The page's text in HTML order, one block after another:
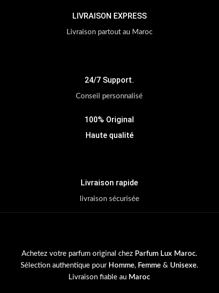
LIVRAISON EXPRESS
Livraison partout au Maroc
24/7 Support.
Conseil personnalisé
100% Original
Haute qualité
Livraison rapide
livraison sécurisée
Achetez votre parfum original chez Parfum Lux Maroc.
Sélection authentique pour Homme, Femme& Unisexe.
Livraison fiable au Maroc